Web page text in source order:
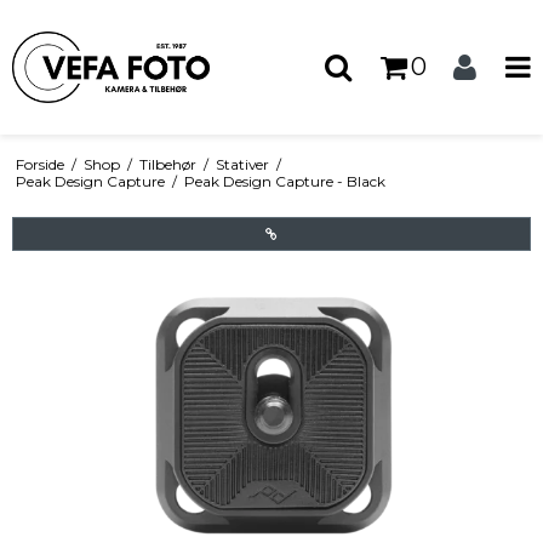
0
Forside / Shop / Tilbehør / Stativer /
Peak Design Capture / Peak Design Capture - Black